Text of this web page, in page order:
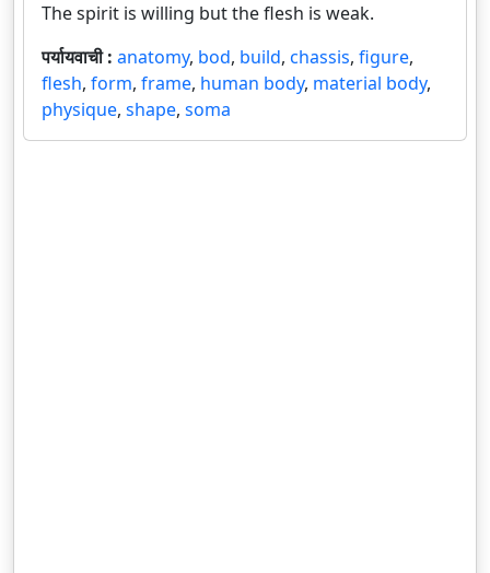
The spirit is willing but the flesh is weak.
पर्यायवाची : anatomy, bod, build, chassis, figure,
flesh, form, frame, human body, material body,
physique, shape, soma